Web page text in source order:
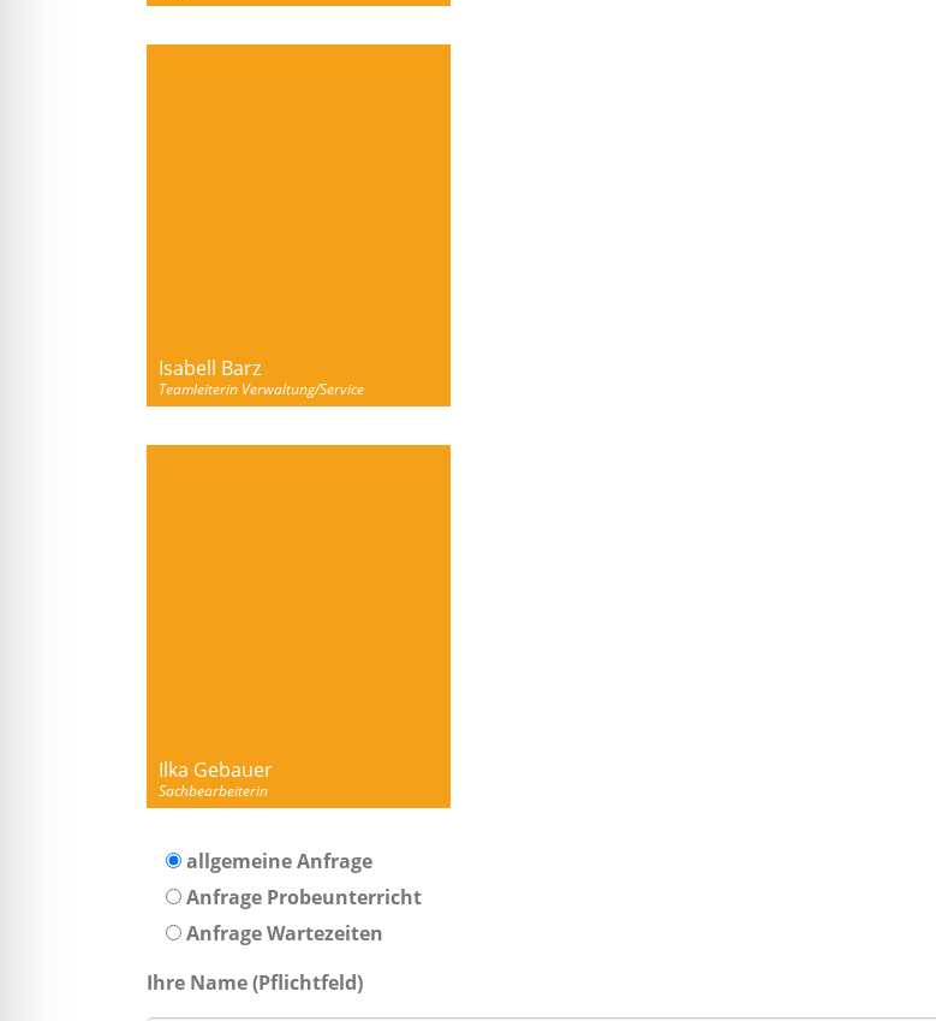
Isabell Barz
Teamleiterin Verwaltung/Service
Ilka Gebauer
Sachbearbeiterin
allgemeine Anfrage
Anfrage Probeunterricht
Anfrage Wartezeiten
Ihre Name (Pflichtfeld)